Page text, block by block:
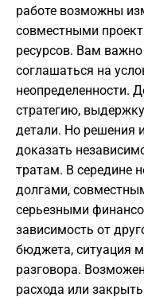
работе возможны
совместными
ресурсов. Вам
соглашаться на
неопределенности.
стратегию,
детали. Но решения
доказать
тратам. В середине
долгами,
серьезными
зависимость от
бюджета, ситуация
разговора.
расхода или